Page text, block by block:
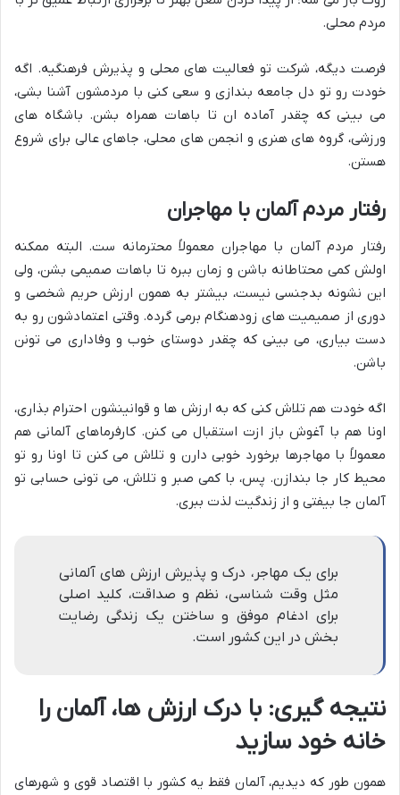
مردم محلی.
فرصت دیگه، شرکت تو فعالیت های محلی و پذیرش فرهنگیه. اگه
خودت رو تو دل جامعه بندازی و سعی کنی با مردمشون آشنا بشی،
می بینی که چقدر آماده ان تا باهات همراه بشن. باشگاه های
ورزشی، گروه های هنری و انجمن های محلی، جاهای عالی برای شروع
هستن.
رفتار مردم آلمان با مهاجران
رفتار مردم آلمان با مهاجران معمولاً محترمانه ست. البته ممکنه
اولش کمی محتاطانه باشن و زمان ببره تا باهات صمیمی بشن، ولی
این نشونه بدجنسی نیست، بیشتر به همون ارزش حریم شخصی و
دوری از صمیمیت های زودهنگام برمی گرده. وقتی اعتمادشون رو به
دست بیاری، می بینی که چقدر دوستای خوب و وفاداری می تونن
باشن.
اگه خودت هم تلاش کنی که به ارزش ها و قوانینشون احترام بذاری،
اونا هم با آغوش باز ازت استقبال می کنن. کارفرماهای آلمانی هم
معمولاً با مهاجرها برخورد خوبی دارن و تلاش می کنن تا اونا رو تو
محیط کار جا بندازن. پس، با کمی صبر و تلاش، می تونی حسابی تو
آلمان جا بیفتی و از زندگیت لذت ببری.
برای یک مهاجر، درک و پذیرش ارزش های آلمانی
مثل وقت شناسی، نظم و صداقت، کلید اصلی
برای ادغام موفق و ساختن یک زندگی رضایت
بخش در این کشور است.
نتیجه گیری: با درک ارزش ها، آلمان را
خانه خود سازید
همون طور که دیدیم، آلمان فقط یه کشور با اقتصاد قوی و شهرهای